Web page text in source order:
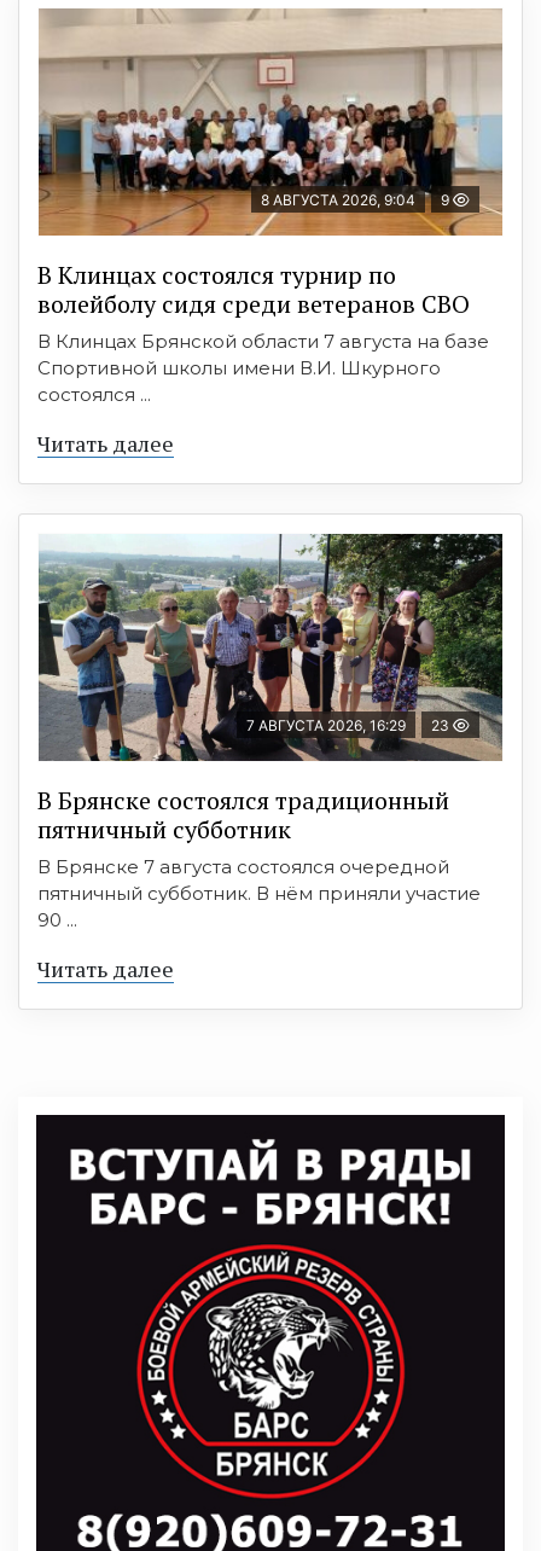
8 АВГУСТА 2026, 9:04 9
В Клинцах состоялся турнир по
волейболу сидя среди ветеранов СВО
В Клинцах Брянской области 7 августа на базе
Спортивной школы имени В.И. Шкурного
состоялся ...
Читать далее
7 АВГУСТА 2026, 16:29 23
В Брянске состоялся традиционный
пятничный субботник
В Брянске 7 августа состоялся очередной
пятничный субботник. В нём приняли участие
90 ...
Читать далее